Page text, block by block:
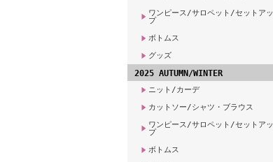
ワンピース/サロペット/セットアッ
プ
ボトムス
グッズ
2025 AUTUMN/WINTER
ニット/カーデ
カットソー/シャツ・ブラウス
ワンピース/サロペット/セットアッ
プ
ボトムス